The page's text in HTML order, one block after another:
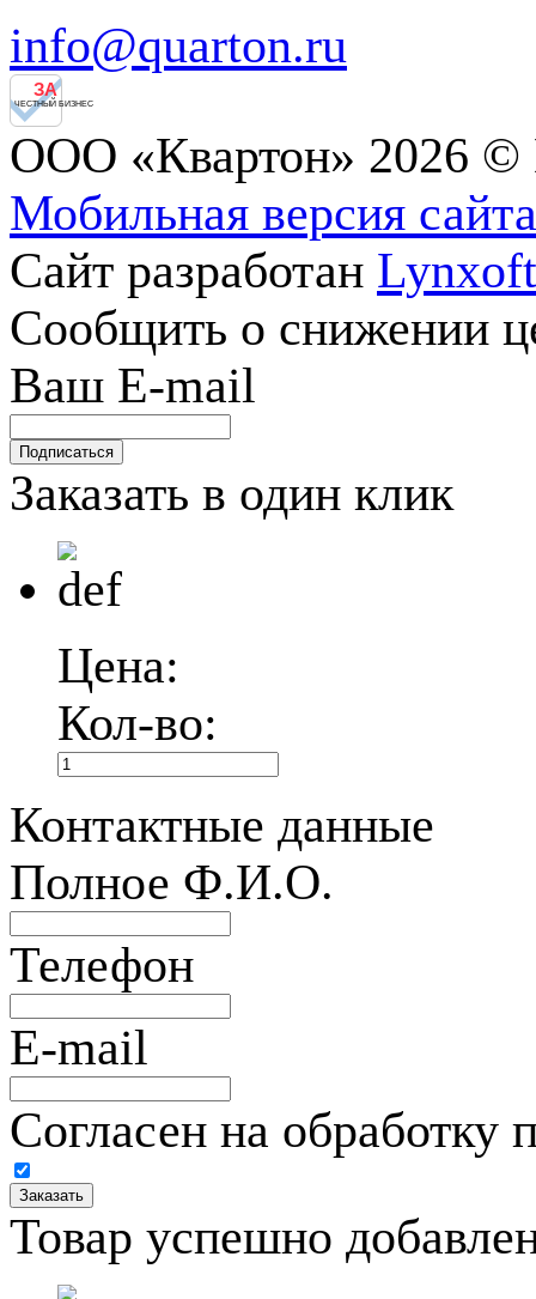
info@quarton.ru
ЗА
ЧЕСТНЫЙ БИЗНЕС
ООО «Квартон» 2026 ©
Мобильная версия сайта
Сайт разработан Lynxoft
Сообщить о снижении
Ваш E-mail
Заказать в один клик
Цена:
Кол-во:
Контактные данные
Полное Ф.И.О.
Телефон
E-mail
Согласен на обработку
Товар успешно